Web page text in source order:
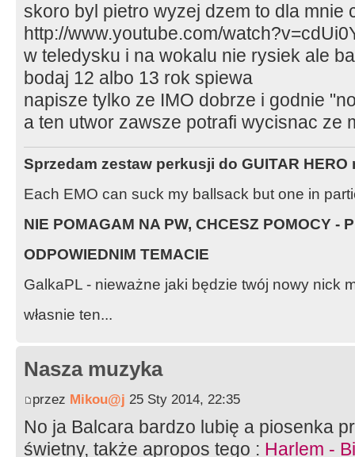
skoro byl pietro wyzej dzem to dla mnie
http://www.youtube.com/
w teledysku i na wokalu nie rysiek ale
bodaj 12 albo 13 rok spiewa
napisze tylko ze IMO dobrze i godnie
a ten utwor zawsze potrafi wycisnac ze
Sprzedam zestaw perkusji do GUITAR
Each EMO can suck my ballsack but one in
NIE POMAGAM NA PW, CHCESZ POMOCY -
ODPOWIEDNIM TEMACIE
GalkaPL - nieważne jaki będzie twój nowy nick
własnie ten...
Nasza muzyka
przez Mikou@j 25 Sty 2014, 22:35
No ja Balcara bardzo lubię a piosenka
świetny, także apropos tego : Harlem -